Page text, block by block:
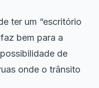
ter um “escritório
bem para a
de
onde o trânsito